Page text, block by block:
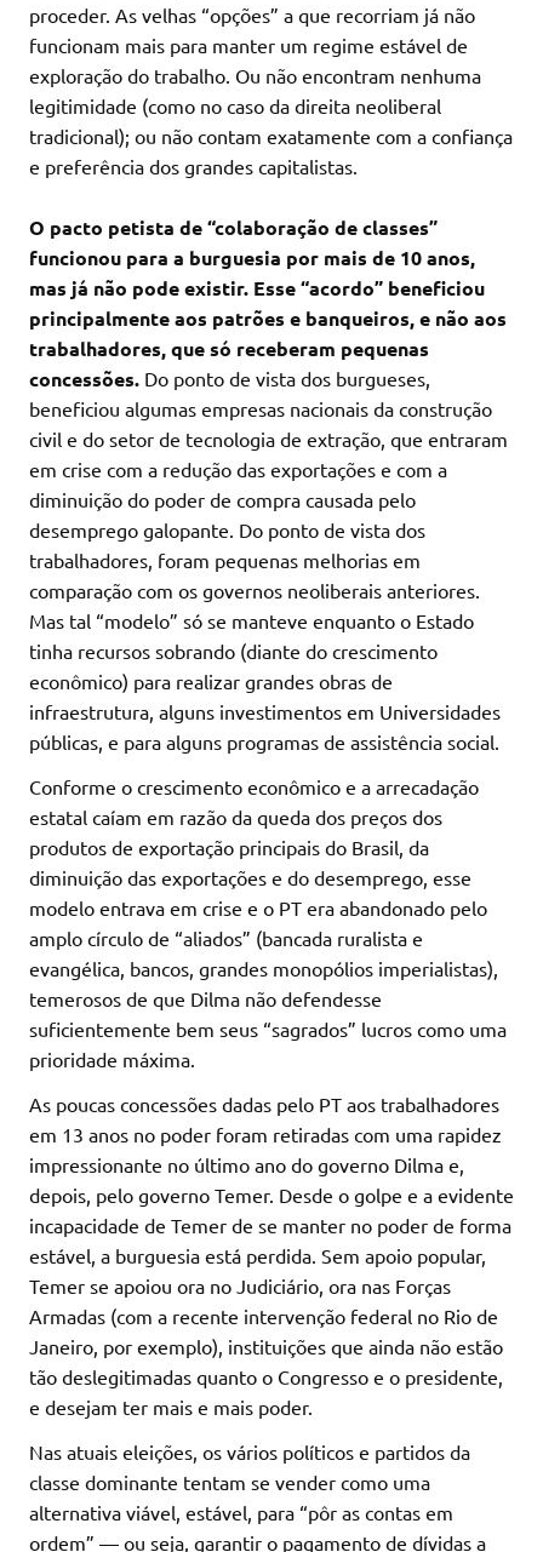
proceder. As velhas “opções” a que recorriam já não
funcionam mais para manter um regime estável de
exploração do trabalho. Ou não encontram nenhuma
legitimidade (como no caso da direita neoliberal
tradicional); ou não contam exatamente com a confiança
e preferência dos grandes capitalistas.
O pacto petista de “colaboração de classes”
funcionou para a burguesia por mais de 10 anos,
mas já não pode existir. Esse “acordo” beneficiou
principalmente aos patrões e banqueiros, e não aos
trabalhadores, que só receberam pequenas
concessões. Do ponto de vista dos burgueses,
beneficiou algumas empresas nacionais da construção
civil e do setor de tecnologia de extração, que entraram
em crise com a redução das exportações e com a
diminuição do poder de compra causada pelo
desemprego galopante. Do ponto de vista dos
trabalhadores, foram pequenas melhorias em
comparação com os governos neoliberais anteriores.
Mas tal “modelo” só se manteve enquanto o Estado
tinha recursos sobrando (diante do crescimento
econômico) para realizar grandes obras de
infraestrutura, alguns investimentos em Universidades
públicas, e para alguns programas de assistência social.
Conforme o crescimento econômico e a arrecadação
estatal caíam em razão da queda dos preços dos
produtos de exportação principais do Brasil, da
diminuição das exportações e do desemprego, esse
modelo entrava em crise e o PT era abandonado pelo
amplo círculo de “aliados” (bancada ruralista e
evangélica, bancos, grandes monopólios imperialistas),
temerosos de que Dilma não defendesse
suficientemente bem seus “sagrados” lucros como uma
prioridade máxima.
As poucas concessões dadas pelo PT aos trabalhadores
em 13 anos no poder foram retiradas com uma rapidez
impressionante no último ano do governo Dilma e,
depois, pelo governo Temer. Desde o golpe e a evidente
incapacidade de Temer de se manter no poder de forma
estável, a burguesia está perdida. Sem apoio popular,
Temer se apoiou ora no Judiciário, ora nas Forças
Armadas (com a recente intervenção federal no Rio de
Janeiro, por exemplo), instituições que ainda não estão
tão deslegitimadas quanto o Congresso e o presidente,
e desejam ter mais e mais poder.
Nas atuais eleições, os vários políticos e partidos da
classe dominante tentam se vender como uma
alternativa viável, estável, para “pôr as contas em
ordem” — ou seja, garantir o pagamento de dívidas a